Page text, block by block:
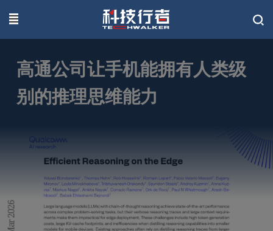
联系我们
高通公司让手机能拥有人类级
别的推理思维能力